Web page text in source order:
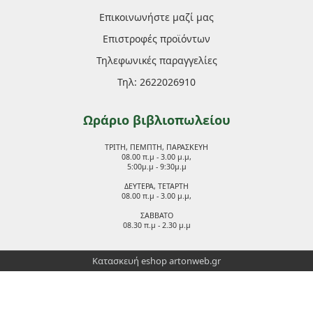
Επικοινωνήστε μαζί μας
Επιστροφές προϊόντων
Τηλεφωνικές παραγγελίες
Τηλ: 2622026910
Ωράριο βιβλιοπωλείου
ΤΡΙΤΗ, ΠΕΜΠΤΗ, ΠΑΡΑΣΚΕΥΗ
08.00 π.μ - 3.00 μ.μ,
5:00μ.μ - 9:30μ.μ
ΔΕΥΤΕΡΑ, ΤΕΤΑΡΤΗ
08.00 π.μ - 3.00 μ.μ,
ΣΑΒΒΑΤΟ
08.30 π.μ - 2.30 μ.μ
Κατασκευή eshopartonweb.gr